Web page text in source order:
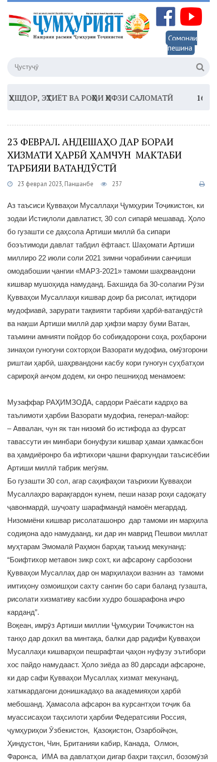
Сомонаи
пешина
ЭҲТИЁТ ВА РОҲҲОИ ҲИФЗИ САЛОМАТӢ16:35 –
23 ФЕВРАЛ. АНДЕШАҲО ДАР БОРАИ
ХИЗМАТИ ҲАРБӢ ҲАМЧУН МАКТАБИ
ТАРБИЯИ ВАТАНДӮСТӢ
23 феврал 2023, Панҷшанбе 237
Аз таъсиси Қувваҳои Мусаллаҳи Ҷумҳурии Тоҷикистон, ки
зодаи Истиқлоли давлатист, 30 сол сипарӣ мешавад. Ҳоло
бо гузашти се даҳсола Артиши миллӣ ба сипари
боэътимоди давлат табдил ёфтааст. Шаҳомати Артиши
миллиро 22 июли соли 2021 зимни чорабинии санҷиши
омодабошии ҷангии «МАРЗ-2021» тамоми шаҳрвандони
кишвар мушоҳида намуданд. Бахшида ба 30-солагии Рӯзи
Қувваҳои Мусаллаҳи кишвар доир ба рисолат, иқтидори
мудофиавӣ, зарурати тақвияти тарбияи ҳарбӣ-ватандӯстӣ
ва нақши Артиши миллӣ дар ҳифзи марзу буми Ватан,
таъмини амнияти пойдор бо собиқадорони соҳа, роҳбарони
зинаҳои гуногуни сохторҳои Вазорати мудофиа, омӯзгорони
риштаи ҳарбӣ, шаҳрвандони касбу кори гуногун суҳбатҳои
сарироҳӣ анҷом додем, ки онро пешниҳод менамоем:
Музаффар РАҲИМЗОДА, сардори Раёсати кадрҳо ва
таълимоти ҳарбии Вазорати мудофиа, генерал-майор:
– Аввалан, чун як тан низомӣ бо истифода аз фурсат
тавассути ин минбари бонуфузи кишвар ҳамаи ҳамкасбон
ва ҳамдиёронро ба ифтихори ҷашни фархундаи таъсисёбии
Артиши миллӣ табрик мегӯям.
Бо гузашти 30 сол, агар саҳифаҳои таърихии Қувваҳои
Мусаллаҳро варақгардон кунем, пеши назар роҳи садоқату
ҷавонмардӣ, шуҷоату шарафмандӣ намоён мегардад.
Низомиёни кишвар рисолаташонро дар тамоми ин марҳила
содиқона адо намудаанд, ки дар ин маврид Пешвои миллат
муҳтарам Эмомалӣ Раҳмон барҳақ таъкид мекунанд:
“Боифтихор метавон зикр сохт, ки афсарону сарбозони
Қувваҳои Мусаллаҳ дар он марҳилаҳои вазнин аз тамоми
имтиҳону озмоишҳои сахту сангин бо сари баланд гузашта,
рисолати хизмативу касбии худро бошарафона иҷро
карданд”.
Воқеан, имрӯз Артиши миллии Ҷумҳурии Тоҷикистон на
танҳо дар дохил ва минтақа, балки дар радифи Қувваҳои
Мусаллаҳи кишварҳои пешрафтаи ҷаҳон нуфузу эътибори
хос пайдо намудааст. Ҳоло зиёда аз 80 дарсади афсароне,
ки дар сафи Қувваҳои Мусаллаҳ хизмат мекунанд,
хатмкардагони донишкадаҳо ва академияҳои ҳарбӣ
мебошанд. Ҳамасола афсарон ва курсантҳои тоҷик ба
муассисаҳои таҳсилоти ҳарбии Федератсияи Россия,
ҷумҳуриҳои Ӯзбекистон, Қазоқистон, Озарбойҷон,
Ҳиндустон, Чин, Британияи кабир, Канада, Олмон,
Фаронса, ИМА ва давлатҳои дигар баҳри таҳсил, бозомӯзӣ